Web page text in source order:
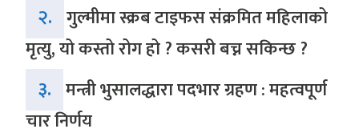
२. गुल्मीमा स्क्रब टाइफस संक्रमित महिलाको
मृत्यु, यो कस्तो रोग हो ? कसरी बच्न सकिन्छ ?
३. मन्त्री भुसालद्धारा पदभार ग्रहण : महत्वपूर्ण
चार निर्णय